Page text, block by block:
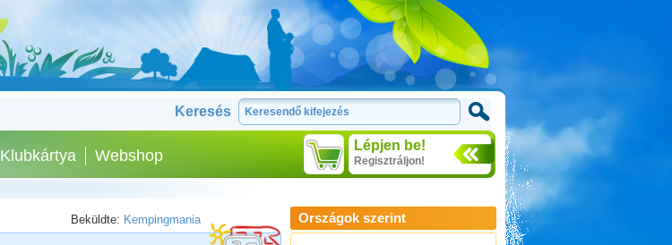
Keresés
Lépjen be!
Regisztráljon!
Klubkártya Webshop
Beküldte: Kempingmania Országok szerint